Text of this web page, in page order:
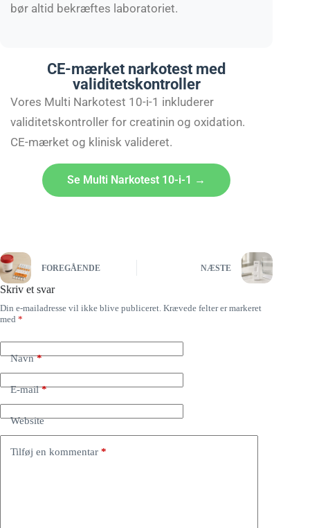
bør altid bekræftes laboratoriet.
CE-mærket narkotest med
validitetskontroller
Vores Multi Narkotest 10-i-1 inkluderer
validitetskontroller for creatinin og oxidation.
CE-mærket og klinisk valideret.
Se Multi Narkotest 10-i-1 →
FOREGÅENDE NÆSTE
Skriv et svar
Din e-mailadresse vil ikke blive publiceret. Krævede felter er markeret
med *
Navn*
E-mail*
Website
Tilføj en kommentar *